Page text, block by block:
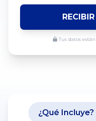
Tus datos
¿Qué Incluye?